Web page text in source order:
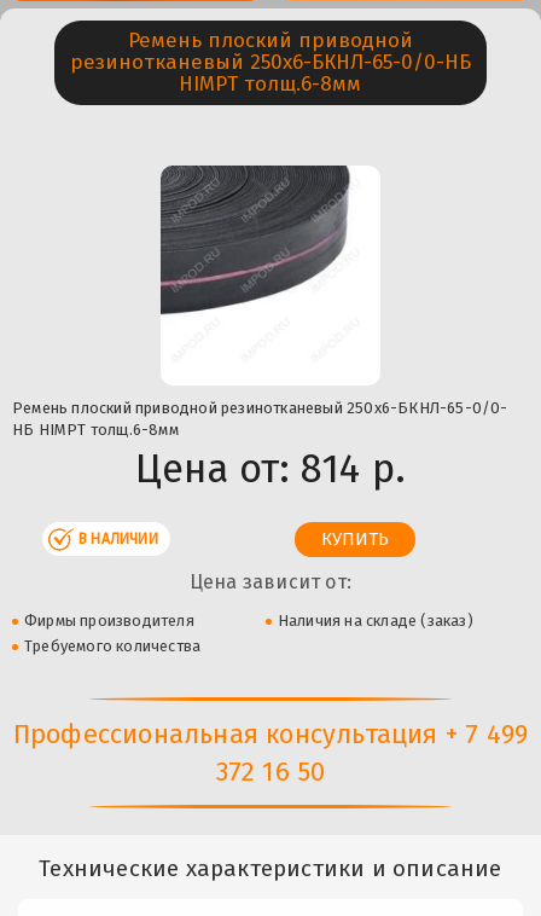
Ремень плоский приводной
резинотканевый 250х6-БКНЛ-65-0/0-НБ
HIMPT толщ.6-8мм
Ремень плоский приводной резинотканевый 250х6-БКНЛ-65-0/0-
НБ HIMPT толщ.6-8мм
Цена от: 814 р.
В НАЛИЧИИ
Цена зависит от:
Фирмы производителя
Наличия на складе (заказ)
Требуемого количества
Профессиональная консультация + 7 499
372 16 50
Технические характеристики и описание